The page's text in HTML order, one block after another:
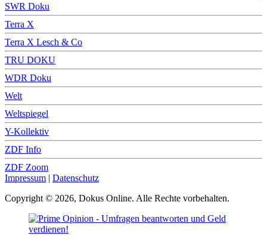
SWR Doku
Terra X
Terra X Lesch & Co
TRU DOKU
WDR Doku
Welt
Weltspiegel
Y-Kollektiv
ZDF Info
ZDF Zoom
Impressum | Datenschutz
Copyright © 2026, Dokus Online. Alle Rechte vorbehalten.